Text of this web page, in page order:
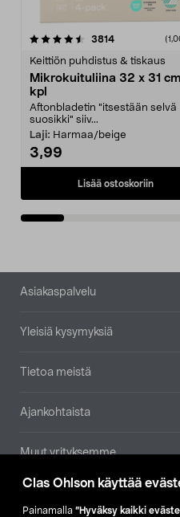
Clas Ohlson käyttää
Painamalla ”Hyväksy kaikki
3814arvostelut
Keittiön puhdistus & tiskaus
Mikrokuituliina 32 x 31
kpl
Aftonbladetin "itsestään selvä
suosikki" siiv...
Laji: Harmaa/beige
3,99
Lisää ostoskoriin
4.5viidestä
Alatunniste
Asiakaspalvelu
Yleisiä kysymyksiä
Tietoa meistä
Ajankohtaista
Muut yrityksemme
Etsi